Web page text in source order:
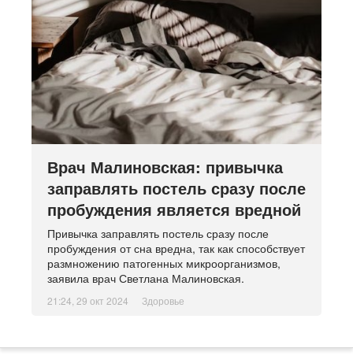
Врач Малиновская: привычка
заправлять постель сразу после
пробуждения является вредной
Привычка заправлять постель сразу после
пробуждения от сна вредна, так как способствует
размножению патогенных микроорганизмов,
заявила врач Светлана Малиновская.
21:24, 29 окт 2024 Здоровье